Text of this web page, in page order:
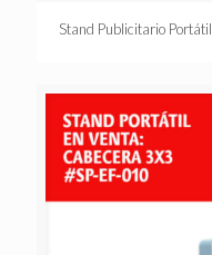
Stand Publicitario